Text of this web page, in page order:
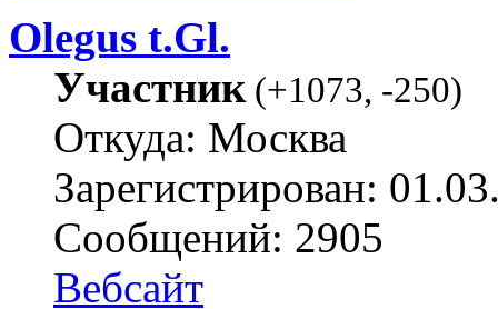
Olegus t.Gl.
Участник(+1073, -250)
Откуда: Москва
Зарегистрирован:
Сообщений: 2905
Вебсайт